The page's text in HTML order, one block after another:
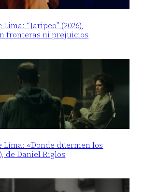
Lima: “Jaripeo” (2026),
fronteras ni prejuicios
Lima: «Donde duermen los
de Daniel Riglos